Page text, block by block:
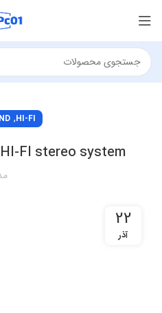
HI-FI
,
FI stereo system
22
آذر